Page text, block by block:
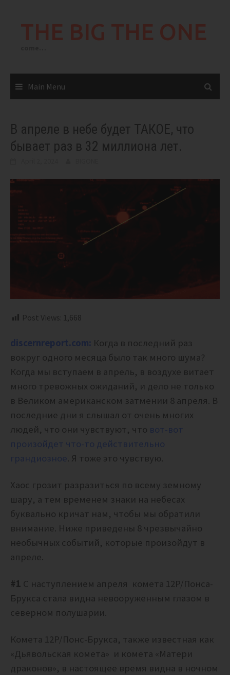
THE BIG THE ONE
Main Menu
В апреле в небе будет ТАКОЕ, что
бывает раз в 32 миллиона лет.
Post Views: 1,668
discernreport.com: Когда в последний раз
вокруг одного месяца было так много шума?
Когда мы вступаем в апрель, в воздухе витает
много тревожных ожиданий, и дело не только
в Великом американском затмении 8 апреля. В
последние дни я слышал от очень многих
людей, что они чувствуют, что вот-вот
произойдет что-то действительно
грандиозное. Я тоже это чувствую.
Хаос грозит разразиться по всему земному
шару, а тем временем знаки на небесах
буквально кричат ​​нам, чтобы мы обратили
внимание. Ниже приведены 8 чрезвычайно
необычных событий, которые произойдут в
апреле.
#1 С наступлением апреля комета 12P/Понса-
Брукса стала видна невооруженным глазом в
северном полушарии.
Комета 12P/Понс-Брукса, также известная как
«Дьявольская комета» и комета «Матери
драконов», в настоящее время видна в ночном